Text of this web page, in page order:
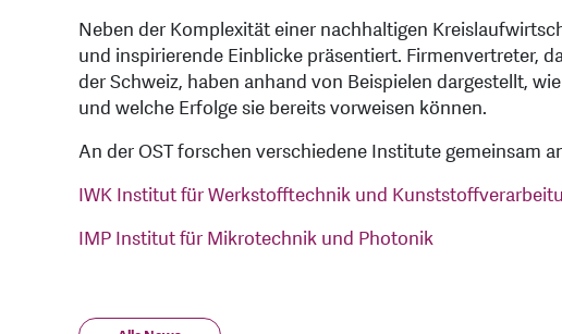
Neben der Komplexität einer nachhaltigen
und inspirierende Einblicke präsentiert. Firmenvertreter,
der Schweiz, haben anhand von Beispielen dargestellt,
und welche Erfolge sie bereits vorweisen können.
An der OST forschen verschiedene Institute gemeinsam
IWK Institut für Werkstofftechnik und
IMP Institut für Mikrotechnik und Photonik